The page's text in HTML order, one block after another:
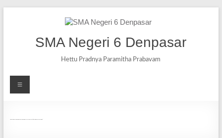
SMA Negeri 6 Denpasar
Hettu Pradnya Paramitha Prabavam